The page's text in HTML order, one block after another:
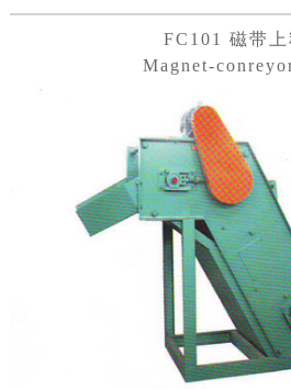
FC101 磁带上
Magnet-